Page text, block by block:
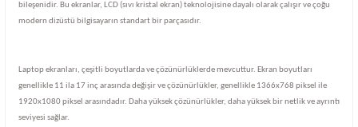
bileşenidir. Bu ekranlar, LCD (sıvı kristal ekran) teknolojisine dayalı olarak çalışır ve çoğu
modern dizüstü bilgisayarın standart bir parçasıdır.
Laptop ekranları, çeşitli boyutlarda ve çözünürlüklerde mevcuttur. Ekran boyutları
genellikle 11 ila 17 inç arasında değişir ve çözünürlükler, genellikle 1366x768 piksel ile
1920x1080 piksel arasındadır. Daha yüksek çözünürlükler, daha yüksek bir netlik ve ayrıntı
seviyesi sağlar.